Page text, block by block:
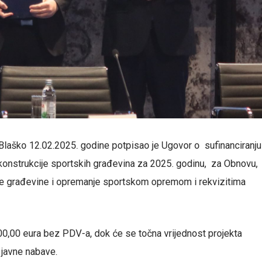
12.02.2025. godine potpisao je Ugovor o sufinanciranju
sportskih građevina za 2025. godinu, za Obnovu,
građevine i opremanje sportskom opremom i rekvizitima
eura bez PDV-a, dok će se točna vrijednost projekta
nabave.